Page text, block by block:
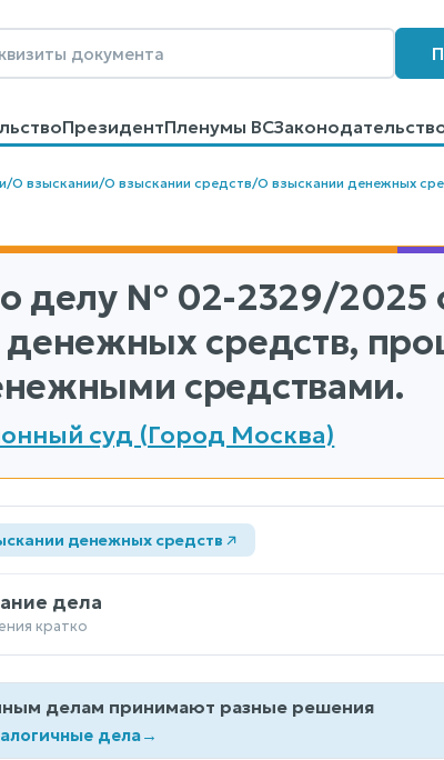
ПрезидентПленумы ВС
КонтактыПомощьПоиск
/О взыскании/О взыскании средств/О взыскании денежных
делу № 02-2329/2025
средств,
средствами.
суд (Город Москва)
денежных средств
дела
кратко
делам принимают разные решения
дела→